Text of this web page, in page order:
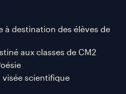
à destination des élèves de
aux classes de CM2
visée scientifique